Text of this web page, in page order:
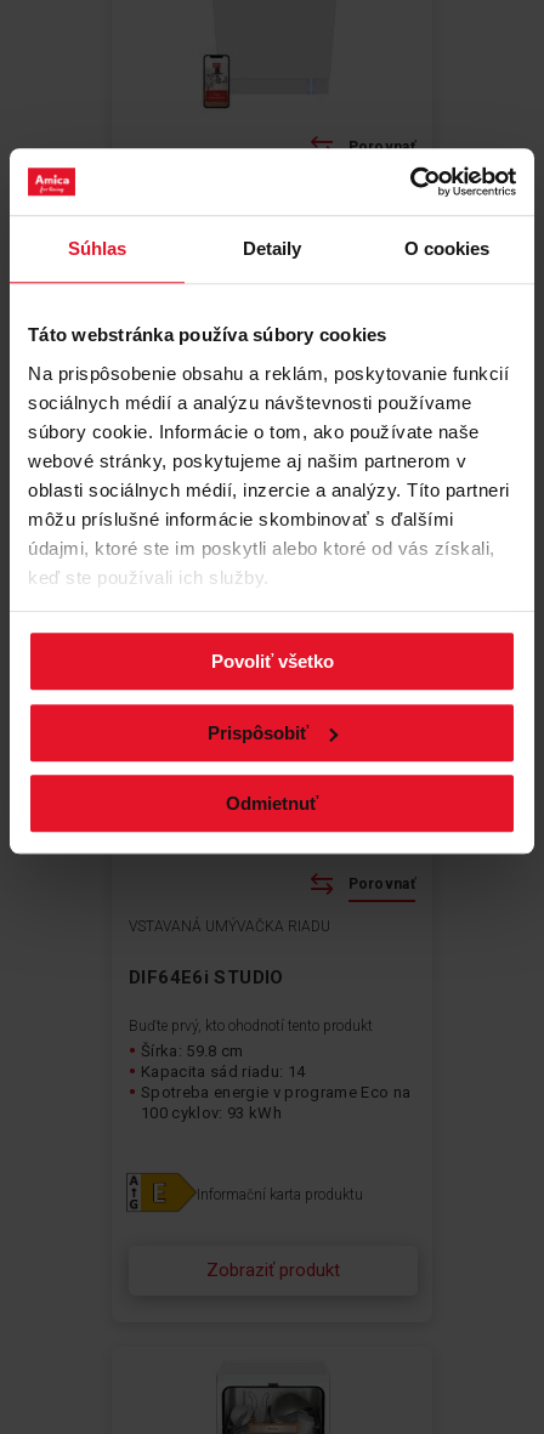
Súhlas Detaily O cookies
Táto webstránka používa súbory cookies
Na prispôsobenie obsahu a reklám, poskytovanie funkcií
sociálnych médií a analýzu návštevnosti používame
súbory cookie. Informácie o tom, ako používate naše
webové stránky, poskytujeme aj našim partnerom v
oblasti sociálnych médií, inzercie a analýzy. Títo partneri
môžu príslušné informácie skombinovať s ďalšími
údajmi, ktoré ste im poskytli alebo ktoré od vás získali,
keď ste používali ich služby.
Povoliť všetko
Prispôsobiť
Odmietnuť
DIM46B6EBOC STUDIO
Zobraziť produkt
Buďte prvý, kto ohodnotí tento produkt
Kapacita sád riadu: 10
Spotreba energie v programe Eco na
100 cyklov: 51 kWh
Spotreba energie na cyklus: 8.5 l
Informační karta produktu
Porovnať
VSTAVANÁ UMÝVAČKA RIADU
DIF64E6i STUDIO
Zobraziť produkt
Buďte prvý, kto ohodnotí tento produkt
Šírka: 59.8 cm
Kapacita sád riadu: 14
Spotreba energie v programe Eco na
100 cyklov: 93 kWh
Informační karta produktu
Porovnať